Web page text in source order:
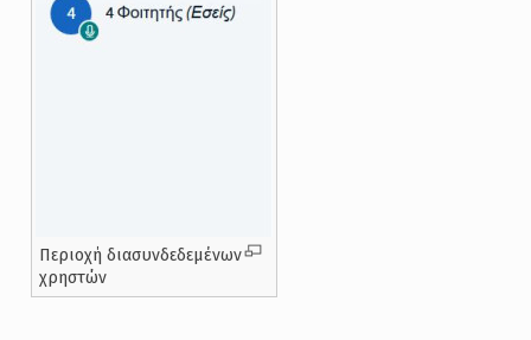
Περιοχή διασυνδεδεμένων
χρηστών